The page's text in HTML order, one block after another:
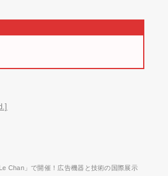
Chan」で開催！広告機器と技術の国際展示